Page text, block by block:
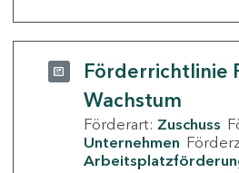
Förderrichtlinie
Wachstum
Förderart: Zuschuss
Unternehmen